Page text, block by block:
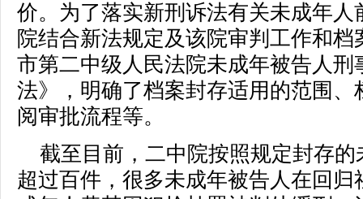
价。为了落实新刑诉法有关未成年
院结合新法规定及该院审判工作和
市第二中级人民法院未成年被告人
法》，明确了档案封存适用的范围
阅审批流程等。
截至目前，二中院按照规定封存
超过百件，很多未成年被告人在回